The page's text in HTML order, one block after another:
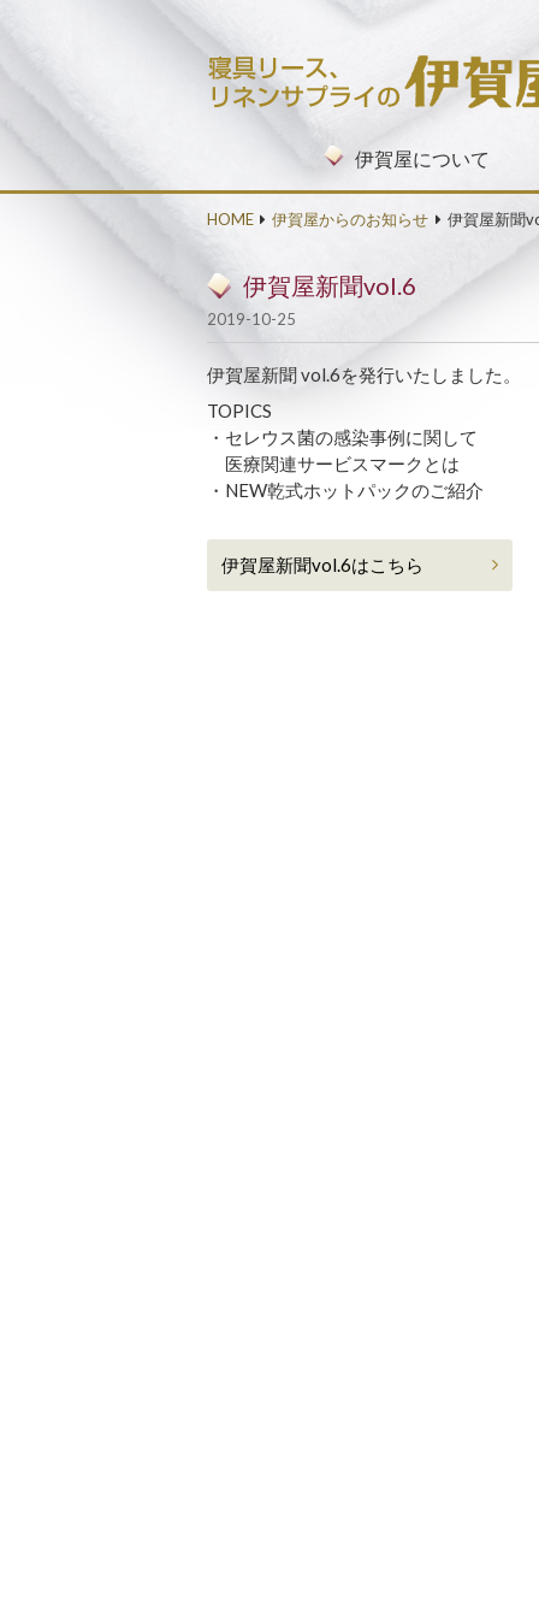
伊賀屋について
HOME 伊賀屋からのお知らせ 伊賀屋新聞
伊賀屋新聞vol.6
2019-10-25
伊賀屋新聞 vol.6を発行いたしました。
TOPICS
・セレウス菌の感染事例に関して
医療関連サービスマークとは
・NEW乾式ホットパックのご紹介
伊賀屋新聞vol.6はこちら